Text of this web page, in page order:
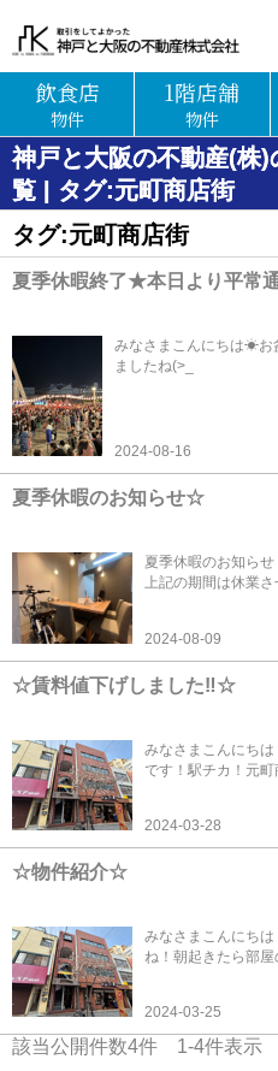
飲食店
物件
1階店舗
物件
神戸と大阪の不動産(株
覧 | タグ:元町商店街
タグ:元町商店街
夏季休暇終了★本日より平常
みなさまこんにちは☀お
ましたね(>_
2024-08-16
夏季休暇のお知らせ☆
夏季休暇のお知ら
上記の期間は休業
2024-08-09
☆賃料値下げしました‼☆
みなさまこんにち
です！駅チカ！元町
2024-03-28
☆物件紹介☆
みなさまこんにち
ね！朝起きたら部
2024-03-25
該当公開件数4件 1-4件表示